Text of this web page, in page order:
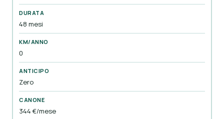
48 mesi
0
Zero
344 €/mese